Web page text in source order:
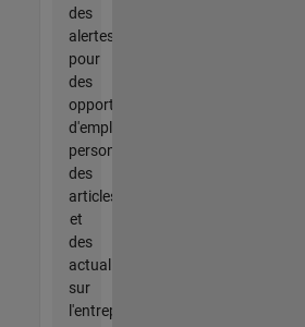
des
alertes
pour
des
opportunités
d'emploi
personnalisées,
des
articles
et
des
actualités
sur
l'entreprise.